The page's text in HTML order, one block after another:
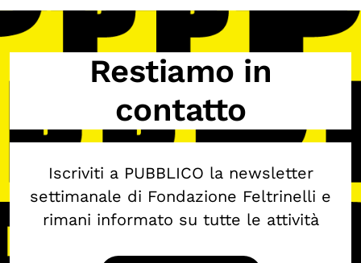
Restiamo in
contatto
Iscriviti a PUBBLICO la newsletter
settimanale di Fondazione Feltrinelli e
rimani informato su tutte le attività